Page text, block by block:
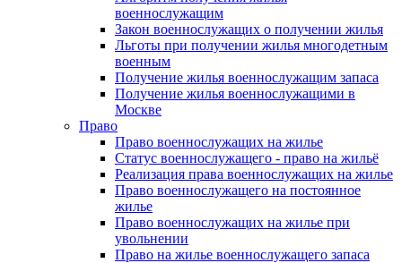
военнослужащим
Закон военнослужащих о получении жилья
Льготы при получении жилья многодетным
военным
Получение жилья военнослужащим запаса
Получение жилья военнослужащими в
Москве
Право
Право военнослужащих на жилье
Статус военнослужащего - право на жильё
Реализация права военнослужащих на жилье
Право военнослужащего на постоянное
жилье
Право военнослужащих на жилье при
увольнении
Право на жилье военнослужащего запаса